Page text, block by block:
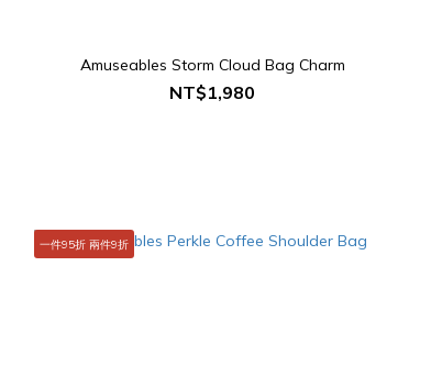
Amuseables Storm Cloud Bag Charm
NT$1,980
一件95折 兩件9折